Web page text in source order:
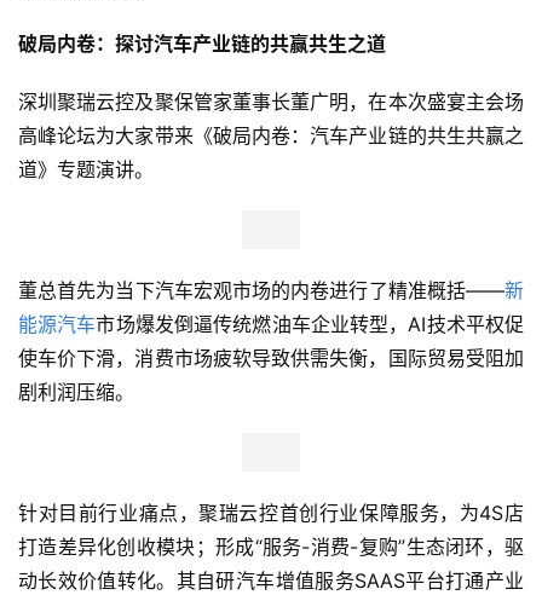
破局内卷：探讨汽车产业链的共赢共生之道
深圳聚瑞云控及聚保管家董事长董广明，在本次盛宴主会场
高峰论坛为大家带来《破局内卷：汽车产业链的共生共赢之
道》专题演讲。
董总首先为当下汽车宏观市场的内卷进行了精准概括——新
能源汽车市场爆发倒逼传统燃油车企业转型，AI技术平权促
使车价下滑，消费市场疲软导致供需失衡，国际贸易受阻加
剧利润压缩。
针对目前行业痛点，聚瑞云控首创行业保障服务，为4S店
打造差异化创收模块；形成“服务-消费-复购”生态闭环，驱
动长效价值转化。其自研汽车增值服务SAAS平台打通产业